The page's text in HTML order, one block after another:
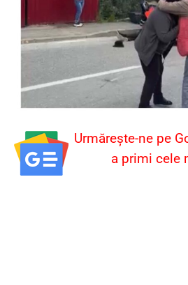
Urmărește-ne pe
a primi cele